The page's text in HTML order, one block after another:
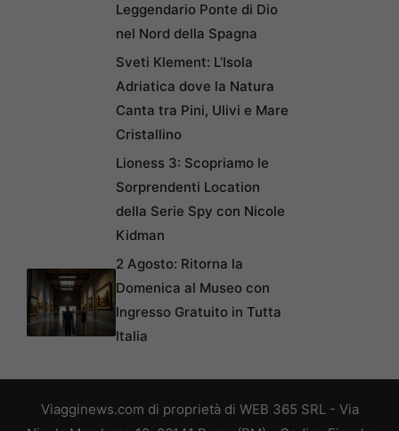
Leggendario Ponte di Dio
nel Nord della Spagna
Sveti Klement: L’Isola
Adriatica dove la Natura
Canta tra Pini, Ulivi e Mare
Cristallino
Lioness 3: Scopriamo le
Sorprendenti Location
della Serie Spy con Nicole
Kidman
2 Agosto: Ritorna la
Domenica al Museo con
Ingresso Gratuito in Tutta
Italia
Viagginews.com di proprietà di WEB 365 SRL - Via